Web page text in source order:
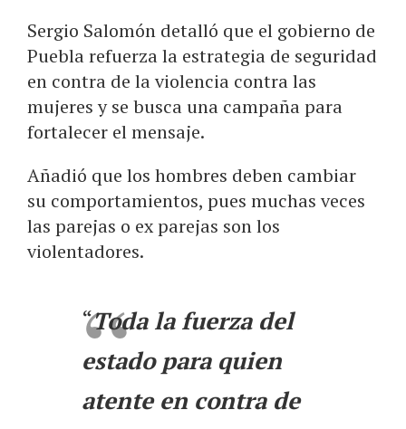
Sergio Salomón detalló que el gobierno de
Puebla refuerza la estrategia de seguridad
en contra de la violencia contra las
mujeres y se busca una campaña para
fortalecer el mensaje.
Añadió que los hombres deben cambiar
su comportamientos, pues muchas veces
las parejas o ex parejas son los
violentadores.
“Toda la fuerza del
estado para quien
atente en contra de